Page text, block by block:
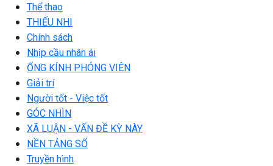
Thể thao
THIẾU NHI
Chính sách
Nhịp cầu nhân ái
ỐNG KÍNH PHÓNG VIÊN
Giải trí
Người tốt - Việc tốt
GÓC NHÌN
XÃ LUẬN - VẤN ĐỀ KỲ NÀY
NỀN TẢNG SỐ
Truyền hình